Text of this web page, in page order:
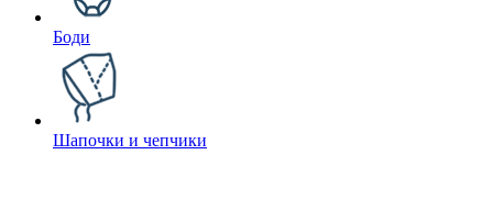
Боди
Шапочки и чепчики